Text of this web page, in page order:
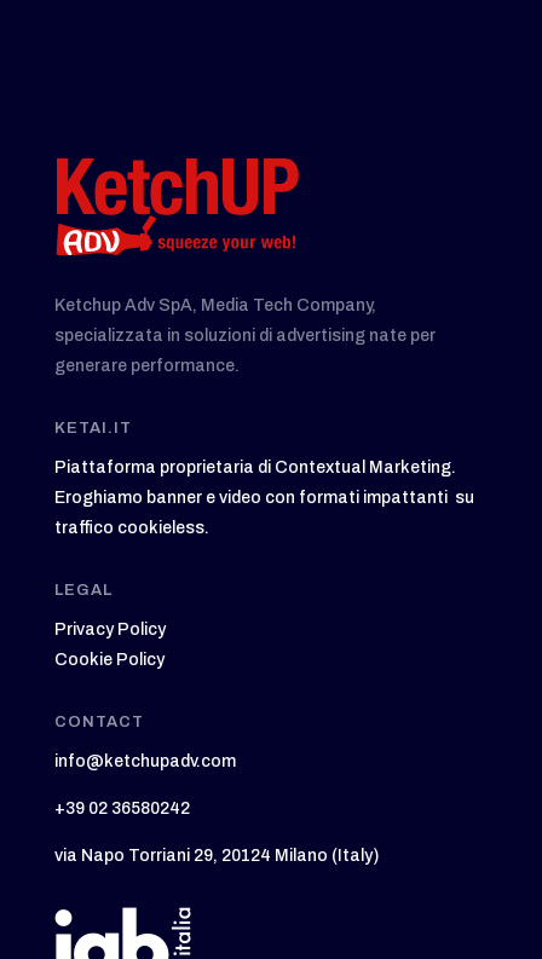
Ketchup Adv SpA, Media Tech Company,
specializzata in soluzioni di advertising nate per
generare performance.
KETAI.IT
Piattaforma proprietaria di Contextual Marketing.
Eroghiamo banner e video con formati impattanti su
traffico cookieless.
LEGAL
Privacy Policy
Cookie Policy
CONTACT
info@ketchupadv.com
+39 02 36580242
via Napo Torriani 29, 20124 Milano (Italy)